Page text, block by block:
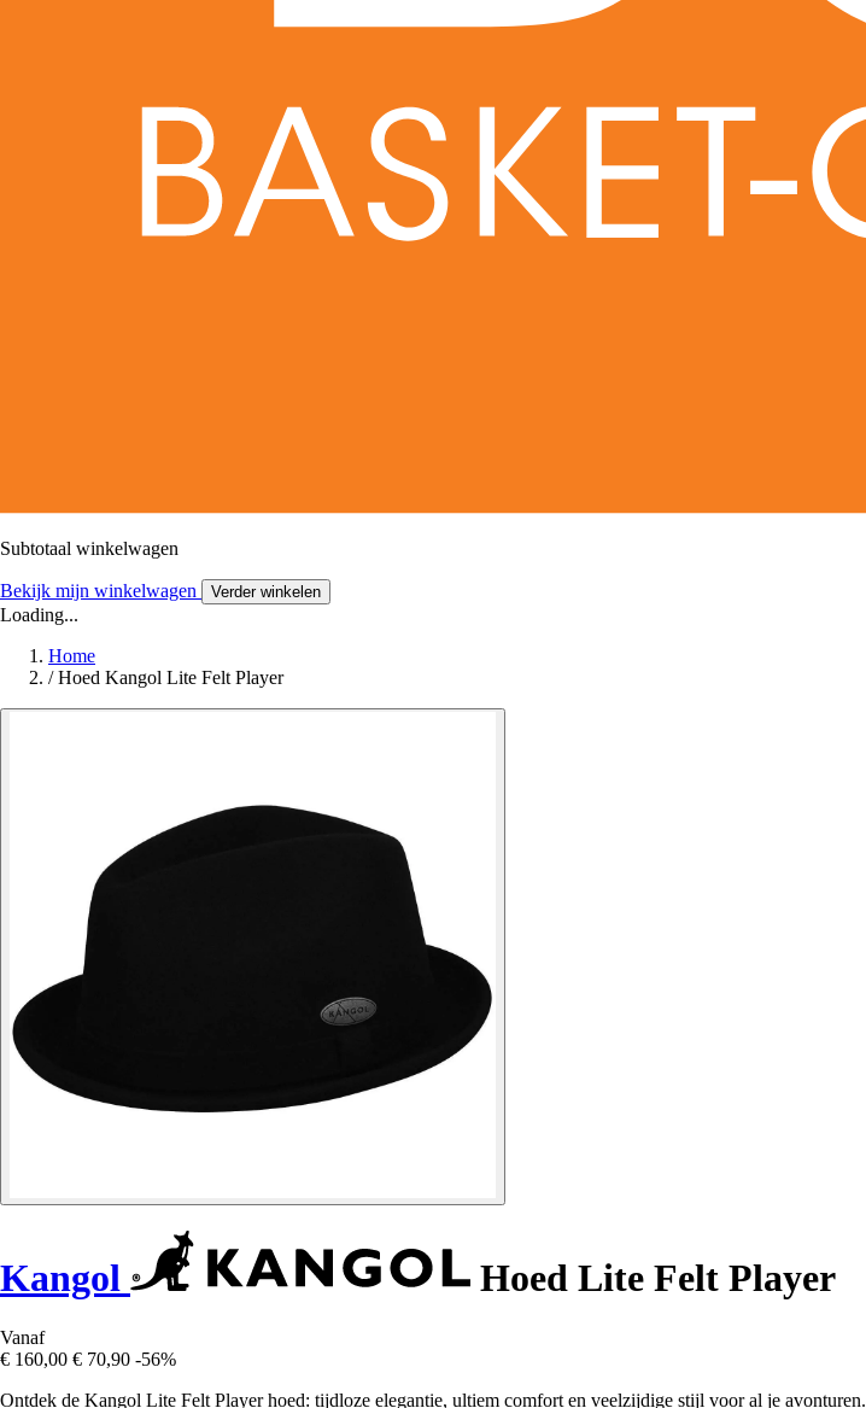
Subtotaal winkelwagen
Bekijk mijn winkelwagen Verder winkelen
Loading...
Home
/ Hoed Kangol Lite Felt Player
Kangol Hoed Lite Felt Player
Vanaf
€ 160,00 € 70,90 -56%
Ontdek de Kangol Lite Felt Player hoed: tijdloze elegantie, ultiem comfort en veelzijdige stijl voor al je avonturen.